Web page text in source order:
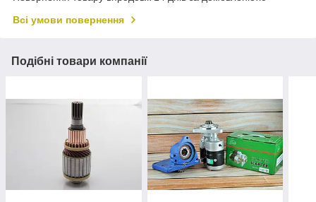
Всі умови повернення
Подібні товари компанії